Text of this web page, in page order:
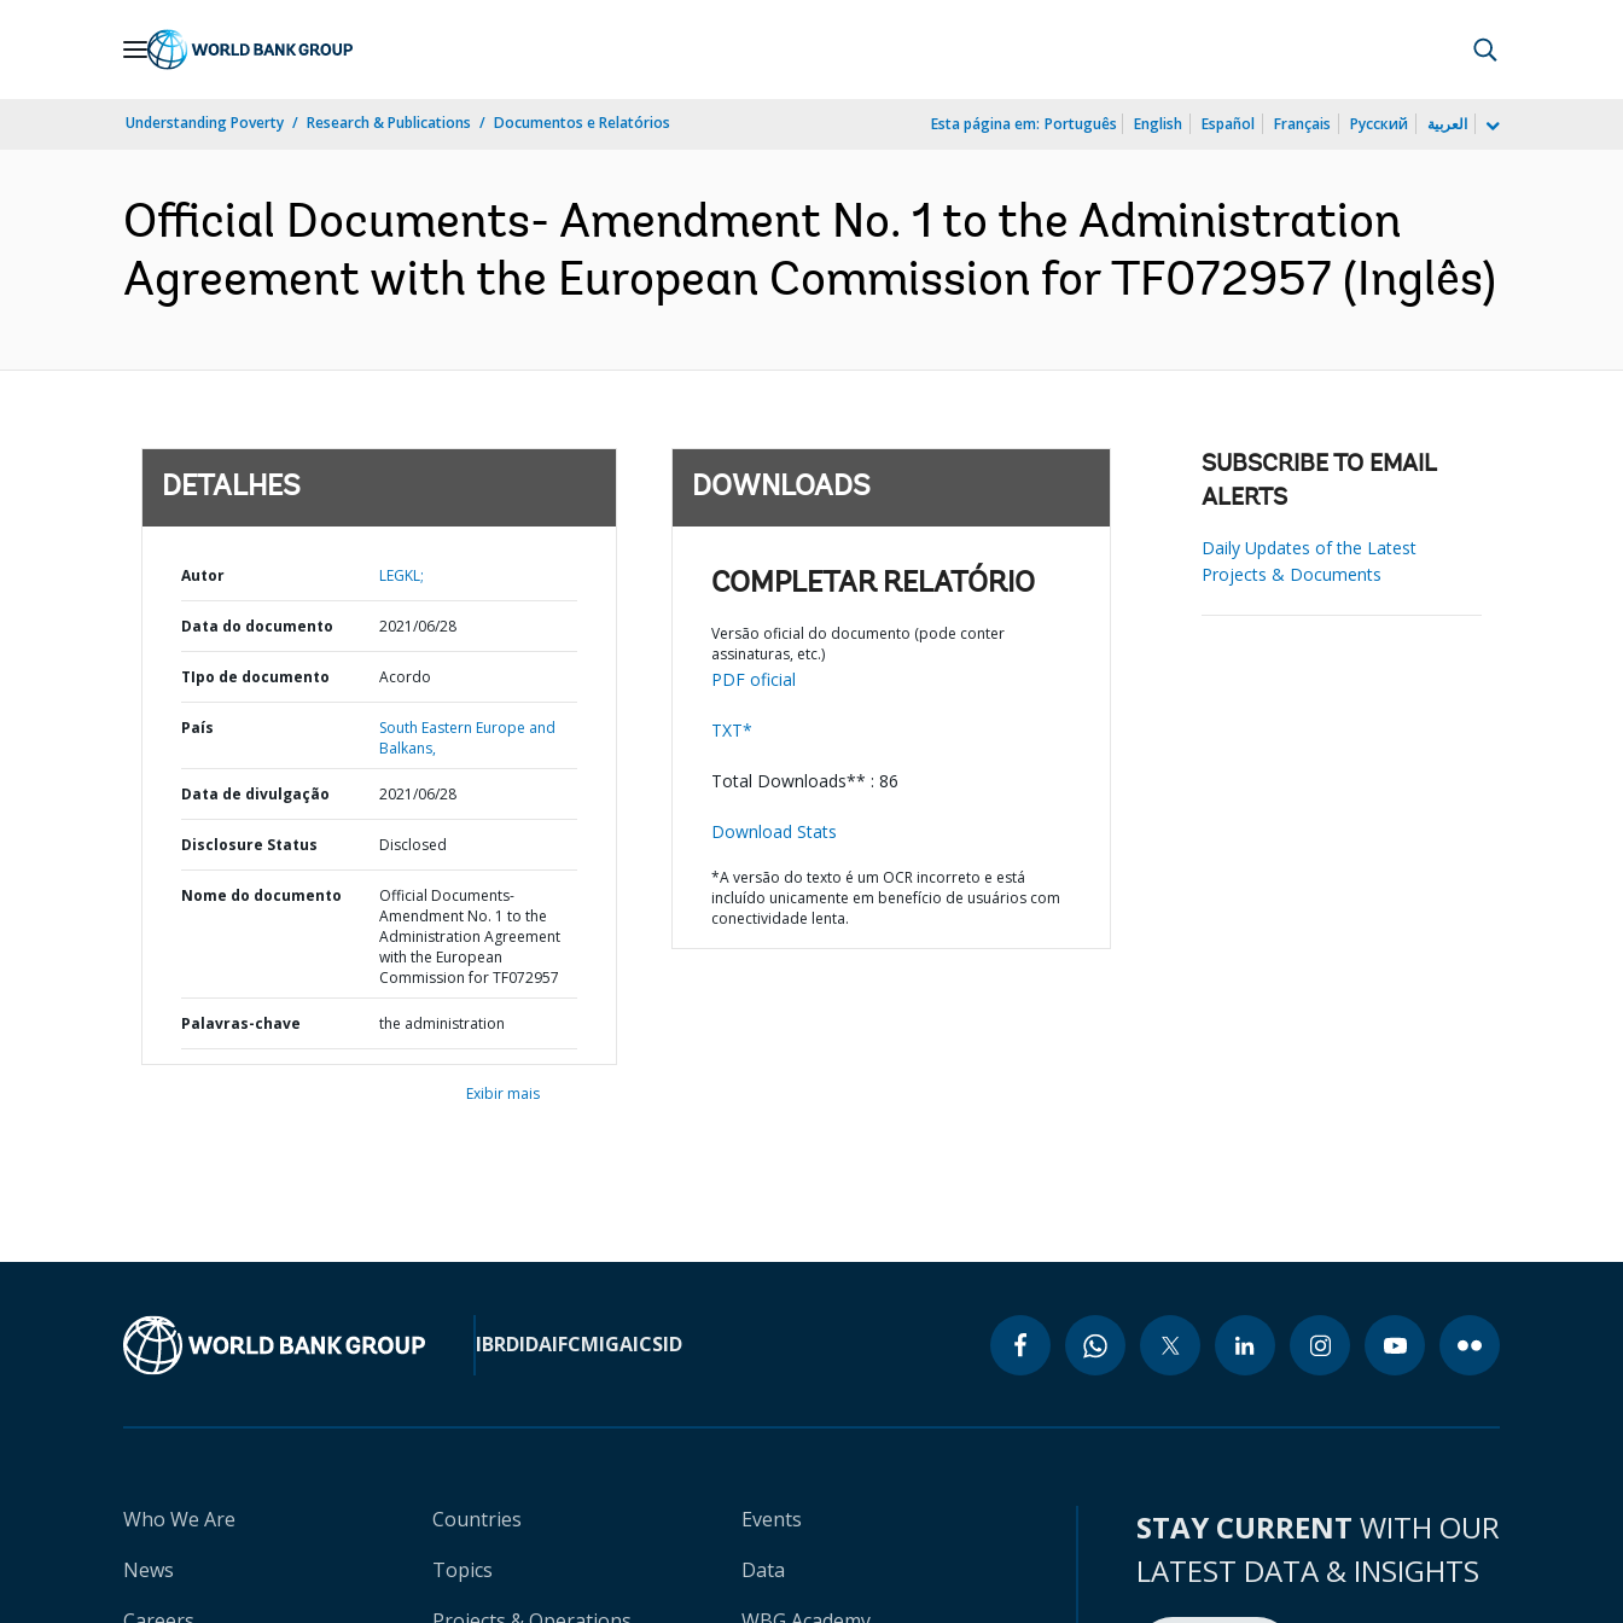
Understanding Poverty Research & Publications Documentos e Relatórios Esta página em: Português English Español Français Русский العربية
Official Documents- Amendment No. 1 to the Administration
Agreement with the European Commission for TF072957 (Inglês)
DETALHES
Autor LEGKL;
Data do documento 2021/06/28
TIpo de documento Acordo
País
South Eastern Europe and
Balkans,
Data de divulgação 2021/06/28
Disclosure Status Disclosed
Nome do documento
Official Documents-
Amendment No. 1 to the
Administration Agreement
with the European
Commission for TF072957
Palavras-chave the administration
Exibir mais
DOWNLOADS
COMPLETAR RELATÓRIO
Versão oficial do documento (pode conter
assinaturas, etc.)
PDF oficial
TXT*
Total Downloads** : 86
Download Stats
*A versão do texto é um OCR incorreto e está
incluído unicamente em benefício de usuários com
conectividade lenta.
SUBSCRIBE TO EMAIL
ALERTS
Daily Updates of the Latest
Projects & Documents
IBRDIDAIFCMIGAICSID
Who We Are
News
Countries
Topics
Events
Data
STAY CURRENT WITH OUR
LATEST DATA & INSIGHTS